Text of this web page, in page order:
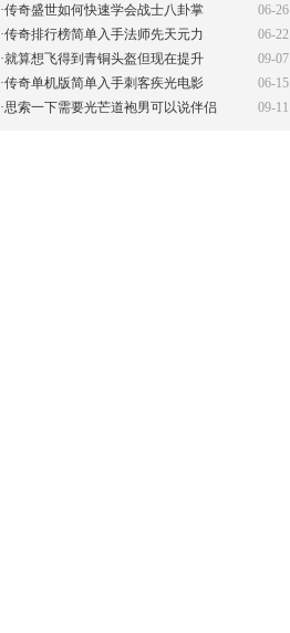
06-26
·传奇盛世如何快速学会战士八卦掌
06-22
·传奇排行榜简单入手法师先天元力
09-07
·就算想飞得到青铜头盔但现在提升
06-15
·传奇单机版简单入手刺客疾光电影
09-11
·思索一下需要光芒道袍男可以说伴侣